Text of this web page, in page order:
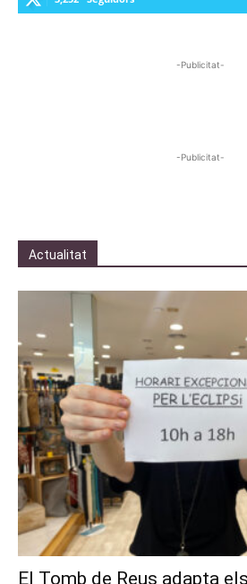
-Publicitat-
-Publicitat-
Actualitat
El Tomb de Reus adapta